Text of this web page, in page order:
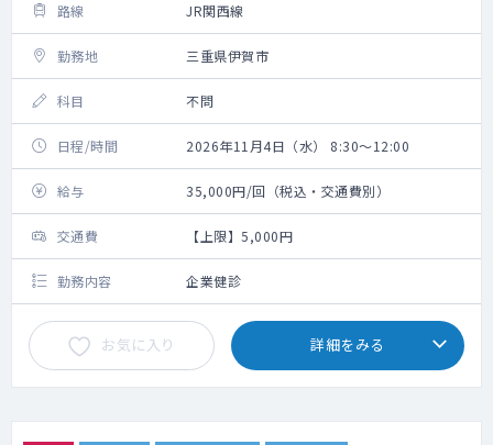
路線 JR関西線
勤務地 三重県伊賀市
科目 不問
日程/時間 2026年11月4日（水） 8:30～12:00
給与 35,000円/回（税込・交通費別）
交通費 【上限】5,000円
勤務内容 企業健診
お気に入り 詳細をみる